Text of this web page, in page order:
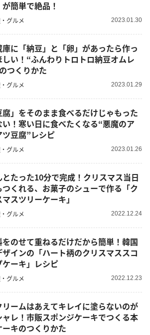
が簡単で絶品！
グルメ 2023.01.30
庫に「納豆」と「卵」があったら作っ
しい！“ふんわりトロトロ納豆オムレ
つくりかた
グルメ 2023.01.29
腐」をそのまま食べるだけじゃもった
い！寒い日に食べたくなる“悪魔のア
ツ豆腐”レシピ
グルメ 2023.01.26
とたった10分で完成！クリスマス当日
つくれる、お菓子のシューで作る「ク
マスツリーケーキ」
グルメ 2022.12.24
をのせて重ねるだけだから簡単！韓国
ザインの「ハート柄のクリスマススコ
ケーキ」レシピ
グルメ 2022.12.23
リームはあえてキレイに塗らないのが
ャレ！市販スポンジケーキでつくる本
ーキのつくりかた